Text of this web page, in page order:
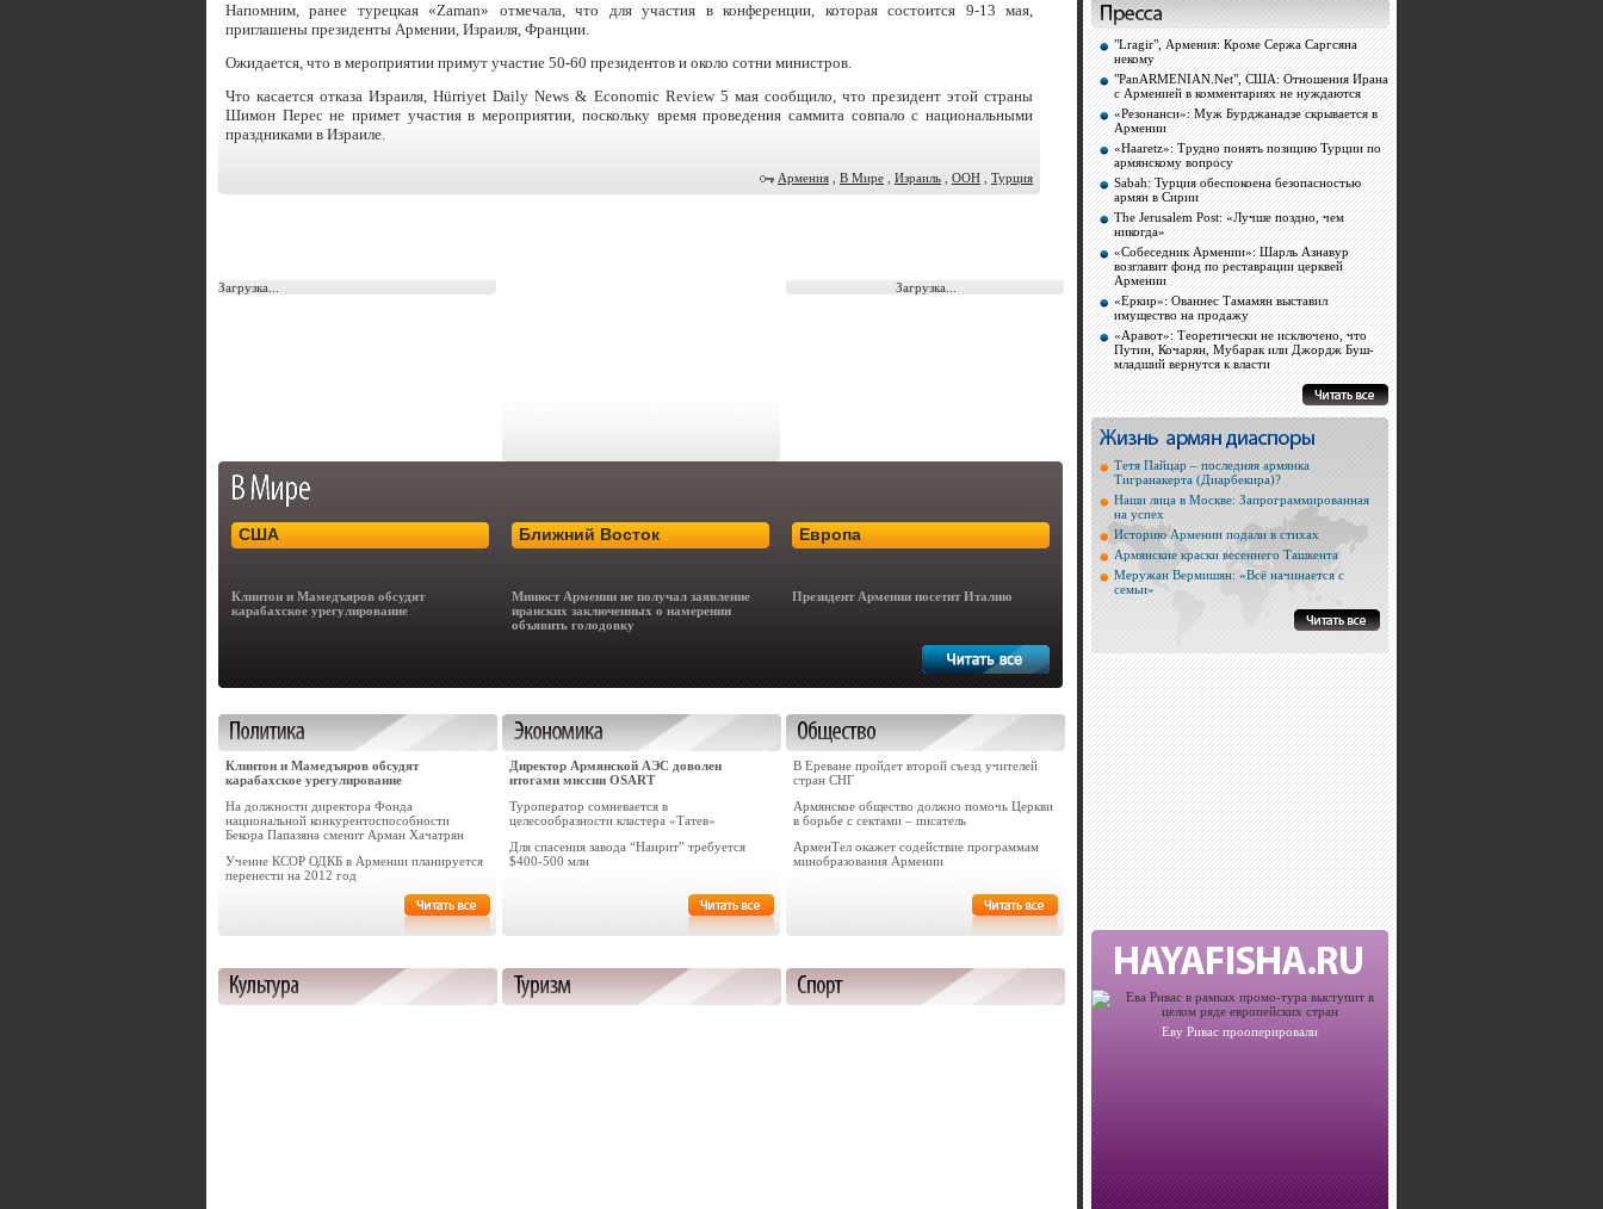
Напомним, ранее турецкая «Zaman» отмечала, что для участия в конференции, которая состоится 9-13 мая,
приглашены президенты Армении, Израиля, Франции.
Ожидается, что в мероприятии примут участие 50-60 президентов и около сотни министров.
Что касается отказа Израиля, Hürriyet Daily News & Economic Review 5 мая сообщило, что президент этой страны
Шимон Перес не примет участия в мероприятии, поскольку время проведения саммита совпало с национальными
праздниками в Израиле.
Армения В Мире Израиль ООН Турция
Загрузка... Загрузка...
США
Клинтон и Мамедъяров обсудят
карабахское урегулирование
Ближний Восток
Минюст Армении не получал заявление
иранских заключенных о намерении
объявить голодовку
Европа
Президент Армении посетит Италию
Клинтон и Мамедъяров обсудят
карабахское урегулирование
На должности директора Фонда
национальной конкурентоспособности
Бекора Папазяна сменит Арман Хачатрян
Учение КСОР ОДКБ в Армении планируется
перенести на 2012 год
Директор Армянской АЭС доволен
итогами миссии OSART
Туроператор сомневается в
целесообразности кластера «Татев»
Для cпасения завода “Наирит” требуется
$400-500 млн
В Ереване пройдет второй съезд учителей
стран СНГ
Армянское общество должно помочь Церкви
в борьбе с сектами – писатель
АрменТел окажет содействие программам
минобразования Армении
"Lragir", Армения: Кроме Сержа Саргсяна
некому
"PanARMENIAN.Net", США: Отношения Ирана
с Арменией в комментариях не нуждаются
«Резонанси»: Муж Бурджанадзе скрывается в
Армении
«Haaretz»: Трудно понять позицию Турции по
армянскому вопросу
Sabah: Турция обеспокоена безопасностью
армян в Сирии
The Jerusalem Post: «Лучше поздно, чем
никогда»
«Собеседник Армении»: Шарль Азнавур
возглавит фонд по реставрации церквей
Армении
«Еркир»: Ованнес Тамамян выставил
имущество на продажу
«Аравот»: Теоретически не исключено, что
Путин, Кочарян, Мубарак или Джордж Буш-
младший вернутся к власти
Тетя Пайцар – последняя армянка
Тигранакерта (Диарбекира)?
Наши лица в Москве: Запрограммированная
на успех
Историю Армении подали в стихах
Армянские краски весеннего Ташкента
Меружан Вермишян: «Всё начинается с
семьи»
Еву Ривас прооперировали